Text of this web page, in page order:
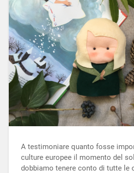
A testimoniare quanto fosse
culture europee il momento del
dobbiamo tenere conto di tutte le